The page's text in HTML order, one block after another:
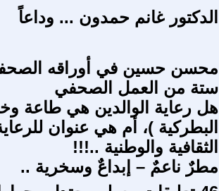
الدكتور غانم حمدون ... وداعاً
محسن حسين في أوراقه
ستة من العمل الصحفي
هل رعاية الوالدين هي طاعة
البطركية )، أم هي عنوان
الثقافية والوطنية ..!!!
مطرٌ ناعمٌ – إبداعٌ وسخرية ..